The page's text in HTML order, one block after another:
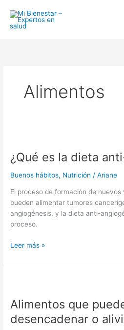
contenido
Alimentos
¿Qué es la dieta
Buenos hábitos, Nutrición /Ariane
El proceso de formación de nuevos
pueden alimentar tumores
angiogénesis, y la dieta anti-
proceso.
la
dieta
anti-
angiogénica?
Leer más »
Alimentos que
desencadenar o
pueden
desencadenar
o